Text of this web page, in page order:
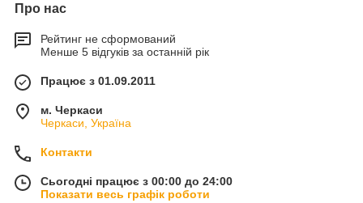
Про нас
Рейтинг не сформований
Менше 5 відгуків за останній рік
Працює з 01.09.2011
м. Черкаси
Черкаси, Україна
Контакти
Сьогодні працює з 00:00 до 24:00
Показати весь графік роботи